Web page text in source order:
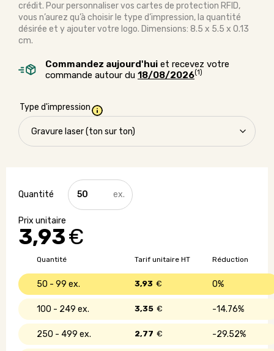
crédit. Pour personnaliser vos cartes de protection RFID,
vous n’aurez qu’à choisir le type d’impression, la quantité
désirée et y ajouter votre logo. Dimensions: 8.5 x 5.5 x 0.13
cm.
Commandez aujourd'hui et recevez votre
commande autour du 18/08/2026(1)
Type d'impression
3,93€
quantité
de
Carte
protection
anti
Quantité Réduction
Tarif unitaire HT
50 - 99 0%
3,93 €
100 - 249 14.76%
3,35 €
250 - 499 29.52%
2,77 €